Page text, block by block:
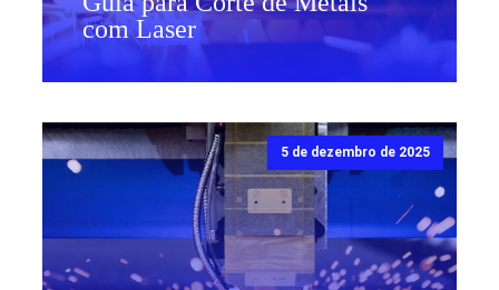
com Laser
5 de dezembro de 2025